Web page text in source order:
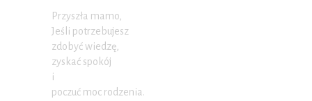
Przyszła mamo,
Jeśli potrzebujesz
zdobyć wiedzę,
zyskać spokój
i
poczuć moc rodzenia.